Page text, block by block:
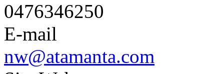
0476346250
E-mail
nw@atamanta.com